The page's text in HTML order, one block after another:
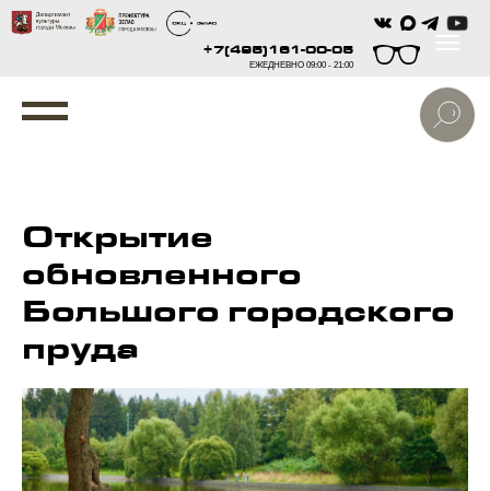
+7(495)161-00-05
ЕЖЕДНЕВНО 09:00 - 21:00
Открытие
обновленного
Большого городского
пруда